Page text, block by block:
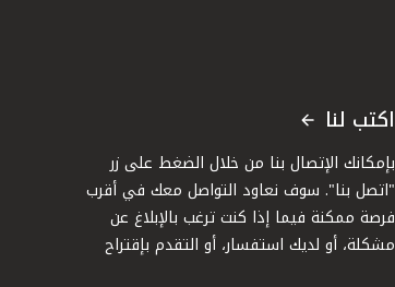
اكتب لنا
بإمكانك الإتصال بنا من خلال الضغط على زر
"اتصل بنا". سوف نعاود التواصل معك في أقرب
فرصة ممكنة فيما إذا كنت ترغب بالإبلاغ عن
مشكلة، أو لديك استفسار، أو التقدم بإقتراح